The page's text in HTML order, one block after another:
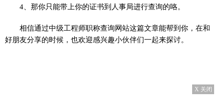
4、那你只能带上你的证书到人事局进行查询的咯。
相信通过中级工程师职称查询网站这篇文章能帮到你，在和
好朋友分享的时候，也欢迎感兴趣小伙伴们一起来探讨。
X 关闭